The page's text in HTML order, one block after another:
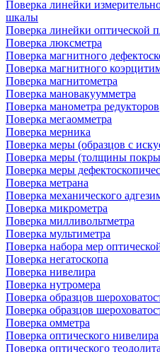
Поверка линейки
шкалы
Поверка линейки оптической
Поверка люксметра
Поверка магнитного
Поверка магнитного
Поверка магнитометра
Поверка мановакуумметра
Поверка манометра редукторов
Поверка мегаомметра
Поверка мерника
Поверка меры (образцов с
Поверка меры (толщины
Поверка меры
Поверка метрана
Поверка механического
Поверка микрометра
Поверка милливольтметра
Поверка мультиметра
Поверка набора мер
Поверка негатоскопа
Поверка нивелира
Поверка нутромера
Поверка образцов
Поверка образцов
Поверка омметра
Поверка оптического нивелира
Поверка оптического теодолита